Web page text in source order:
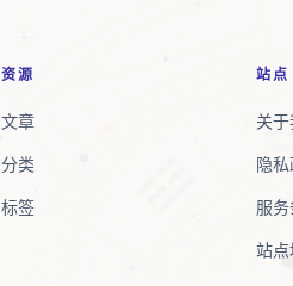
资源
文章
分类
标签
站点
关于
隐
服
站点